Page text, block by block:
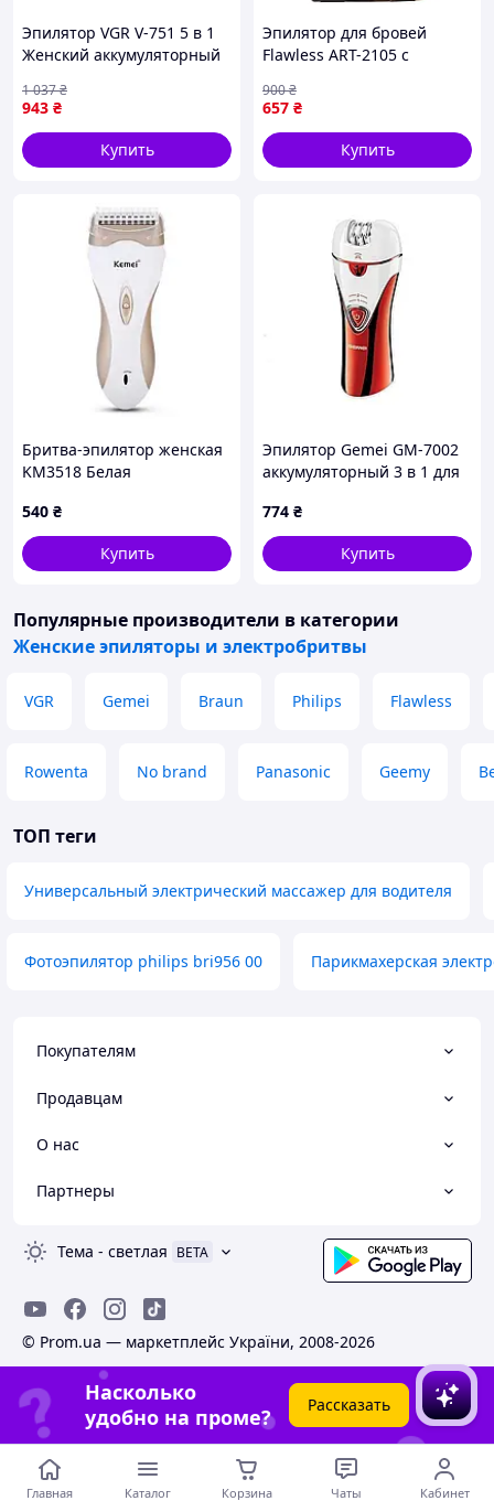
Эпилятор VGR V-751 5 в 1
Женский аккумуляторный
пемзой, массажером и
щеткой для лица
943 ₴
1 037₴
Купить
Эпилятор для бровей
Flawless ART-2105 с
деликатная коррекция
бровей, компактный
портативный дизайн
657 ₴
900₴
Купить
Бритва-эпилятор женская
KM3518 Белая
540 ₴
Купить
Эпилятор Gemei GM-7002
аккумуляторный 3 в 1 для
774 ₴
Купить
Популярные производители в категории
Женские эпиляторы и электробритвы
VGR Gemei Braun Philips Flawless
Rowenta No brand Panasonic Geemy
ТОП теги
Универсальный электрический массажер для водителя
Фотоэпилятор philips bri956 00 Парикмахерская
Покупателям
Продавцам
О нас
Партнеры
Тема - светлая BETA
© Prom.ua — маркетплейс України, 2008-2026
Насколько
удобно на проме?
Рассказать
Главная Каталог Корзина Чаты Кабинет